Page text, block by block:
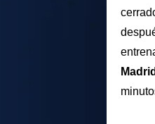
Madrid